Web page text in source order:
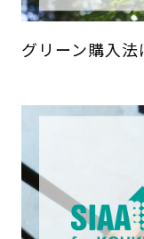
グリーン購入法